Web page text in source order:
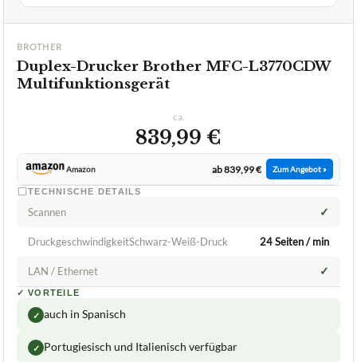
BROTHER
Duplex-Drucker Brother MFC-L3770CDW
Multifunktionsgerät
ca.
839,99 €
Amazon ab 839,99 € Zum Angebot »
TECHNISCHE DETAILS
Scannen ✓
DruckgeschwindigkeitSchwarz-Weiß-Druck 24 Seiten / min
LAN / Ethernet ✓
✓ VORTEILE
✓ auch in Spanisch
✓ Portugiesisch und Italienisch verfügbar